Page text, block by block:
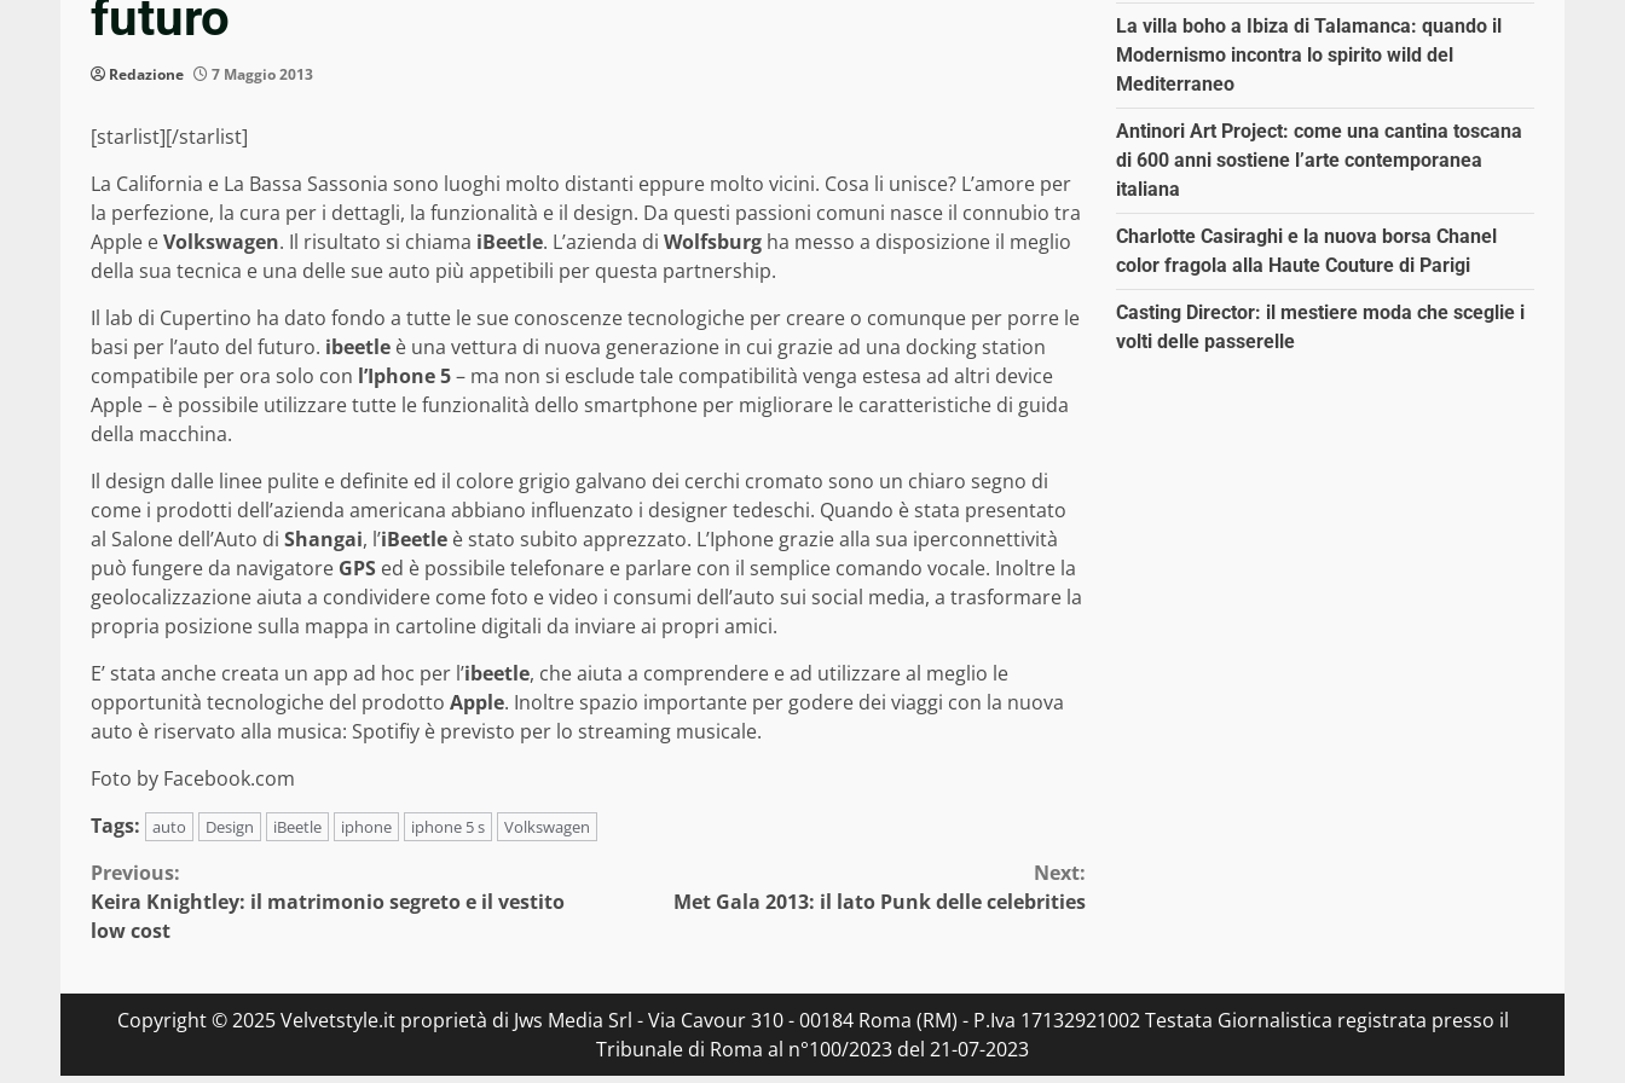
futuro
Redazione 7 Maggio 2013
[starlist][/starlist]
La California e La Bassa Sassonia sono luoghi molto distanti eppure molto vicini. Cosa li unisce? L’amore per
la perfezione, la cura per i dettagli, la funzionalità e il design. Da questi passioni comuni nasce il connubio tra
Apple eVolkswagen. Il risultato si chiama iBeetle. L’azienda di Wolfsburg ha messo a disposizione il meglio
della sua tecnica e una delle sue auto più appetibili per questa partnership.
Il lab di Cupertino ha dato fondo a tutte le sue conoscenze tecnologiche per creare o comunque per porre le
basi per l’auto del futuro. ibeetle è una vettura di nuova generazione in cui grazie ad una docking station
compatibile per ora solo con l’Iphone 5– ma non si esclude tale compatibilità venga estesa ad altri device
Apple – è possibile utilizzare tutte le funzionalità dello smartphone per migliorare le caratteristiche di guida
della macchina.
Il design dalle linee pulite e definite ed il colore grigio galvano dei cerchi cromato sono un chiaro segno di
come i prodotti dell’azienda americana abbiano influenzato i designer tedeschi. Quando è stata presentato
al Salone dell’Auto di Shangai, l’iBeetle è stato subito apprezzato. L’Iphone grazie alla sua iperconnettività
può fungere da navigatore GPS ed è possibile telefonare e parlare con il semplice comando vocale. Inoltre la
geolocalizzazione aiuta a condividere come foto e video i consumi dell’auto sui social media, a trasformare la
propria posizione sulla mappa in cartoline digitali da inviare ai propri amici.
E’ stata anche creata un app ad hoc per l’ibeetle, che aiuta a comprendere e ad utilizzare al meglio le
opportunità tecnologiche del prodotto Apple. Inoltre spazio importante per godere dei viaggi con la nuova
auto è riservato alla musica: Spotifiy è previsto per lo streaming musicale.
Foto by Facebook.com
Tags:
auto Design iBeetle iphone iphone 5 s Volkswagen
Continue
Reading
Previous:
Keira Knightley: il matrimonio segreto e il vestito
low cost
Next:
Met Gala 2013: il lato Punk delle celebrities
La villa boho a Ibiza di Talamanca: quando il
Modernismo incontra lo spirito wild del
Mediterraneo
Antinori Art Project: come una cantina toscana
di 600 anni sostiene l’arte contemporanea
italiana
Charlotte Casiraghi e la nuova borsa Chanel
color fragola alla Haute Couture di Parigi
Casting Director: il mestiere moda che sceglie i
volti delle passerelle
Copyright © 2025 Velvetstyle.it proprietà di Jws Media Srl - Via Cavour 310 - 00184 Roma (RM) - P.Iva 17132921002 Testata Giornalistica registrata presso il
Tribunale di Roma al n°100/2023 del 21-07-2023